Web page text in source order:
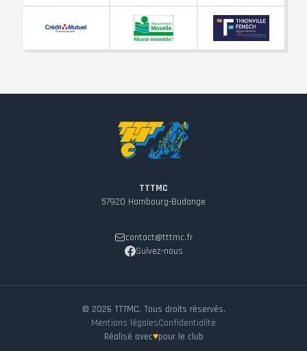
TTTMC
57920 Hombourg-Budange
contact@tttmc.fr
Suivez-nous
© 2026 TTTMC. Tous droits réservés.
Mentions légalesConfidentialité
Réalisé avec♥pour le club